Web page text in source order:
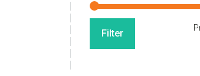
Filter